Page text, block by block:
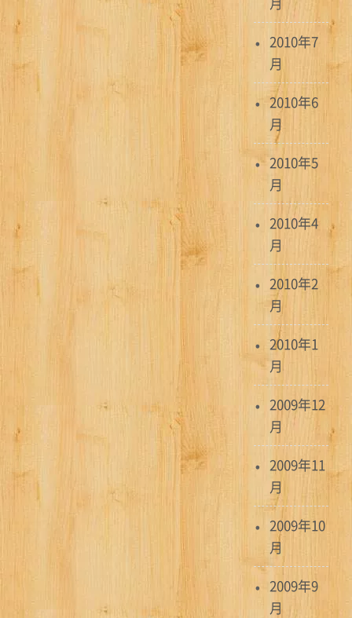
2010年7
月
2010年6
月
2010年5
月
2010年4
月
2010年2
月
2010年1
月
2009年12
月
2009年11
月
2009年10
月
2009年9
月